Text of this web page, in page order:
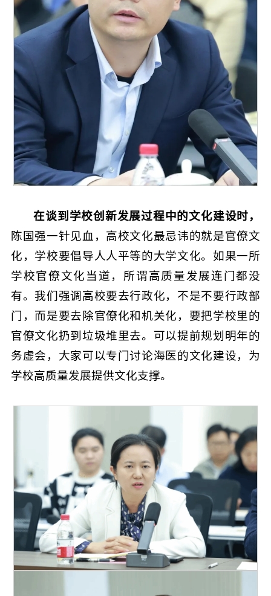
在谈到学校创新发展过程中的文化建设时，
陈国强一针见血，高校文化最忌讳的就是官僚文
化，学校要倡导人人平等的大学文化。如果一所
学校官僚文化当道，所谓高质量发展连门都没
有。我们强调高校要去行政化，不是不要行政部
门，而是要去除官僚化和机关化，要把学校里的
官僚文化扔到垃圾堆里去。可以提前规划明年的
务虚会，大家可以专门讨论海医的文化建设，为
学校高质量发展提供文化支撑。